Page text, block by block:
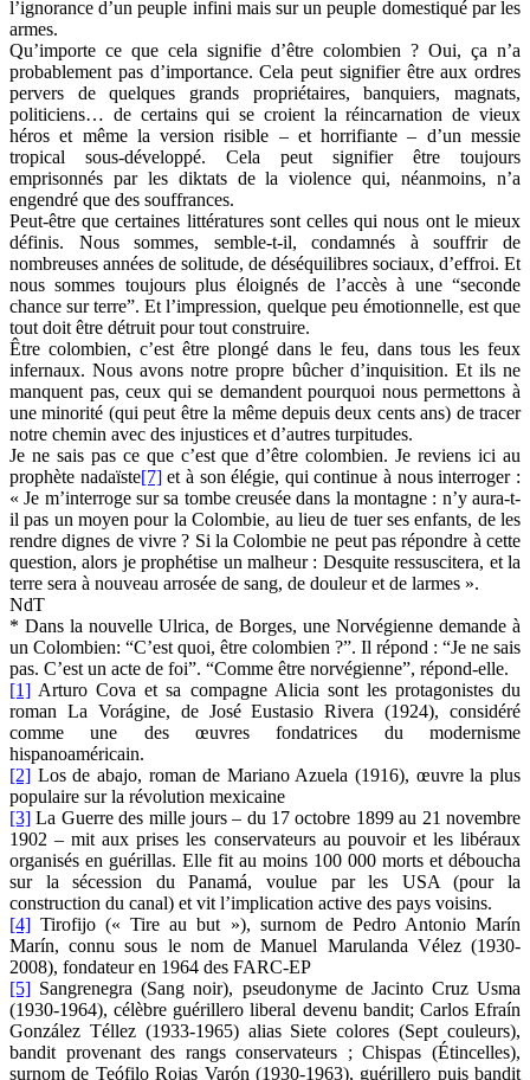
l’ignorance d’un peuple infini mais sur un peuple domestiqué par les
armes.
Qu’importe ce que cela signifie d’être colombien ? Oui, ça n’a
probablement pas d’importance. Cela peut signifier être aux ordres
pervers de quelques grands propriétaires, banquiers, magnats,
politiciens… de certains qui se croient la réincarnation de vieux
héros et même la version risible – et horrifiante – d’un messie
tropical sous-développé. Cela peut signifier être toujours
emprisonnés par les diktats de la violence qui, néanmoins, n’a
engendré que des souffrances.
Peut-être que certaines littératures sont celles qui nous ont le mieux
définis. Nous sommes, semble-t-il, condamnés à souffrir de
nombreuses années de solitude, de déséquilibres sociaux, d’effroi. Et
nous sommes toujours plus éloignés de l’accès à une “seconde
chance sur terre”. Et l’impression, quelque peu émotionnelle, est que
tout doit être détruit pour tout construire.
Être colombien, c’est être plongé dans le feu, dans tous les feux
infernaux. Nous avons notre propre bûcher d’inquisition. Et ils ne
manquent pas, ceux qui se demandent pourquoi nous permettons à
une minorité (qui peut être la même depuis deux cents ans) de tracer
notre chemin avec des injustices et d’autres turpitudes.
Je ne sais pas ce que c’est que d’être colombien. Je reviens ici au
prophète nadaïste[7]et à son élégie, qui continue à nous interroger :
« Je m’interroge sur sa tombe creusée dans la montagne : n’y aura-t-
il pas un moyen pour la Colombie, au lieu de tuer ses enfants, de les
rendre dignes de vivre ? Si la Colombie ne peut pas répondre à cette
question, alors je prophétise un malheur : Desquite ressuscitera, et la
terre sera à nouveau arrosée de sang, de douleur et de larmes ».
NdT
* Dans la nouvelle Ulrica, de Borges, une Norvégienne demande à
un Colombien: “C’est quoi, être colombien ?”. Il répond : “Je ne sais
pas. C’est un acte de foi”. “Comme être norvégienne”, répond-elle.
[1] Arturo Cova et sa compagne Alicia sont les protagonistes du
roman La Vorágine, de José Eustasio Rivera (1924), considéré
comme une des œuvres fondatrices du modernisme
hispanoaméricain.
[2] Los de abajo, roman de Mariano Azuela (1916), œuvre la plus
populaire sur la révolution mexicaine
[3] La Guerre des mille jours – du 17 octobre 1899 au 21 novembre
1902 – mit aux prises les conservateurs au pouvoir et les libéraux
organisés en guérillas. Elle fit au moins 100 000 morts et déboucha
sur la sécession du Panamá, voulue par les USA (pour la
construction du canal) et vit l’implication active des pays voisins.
[4] Tirofijo (« Tire au but »), surnom de Pedro Antonio Marín
Marín, connu sous le nom de Manuel Marulanda Vélez (1930-
2008), fondateur en 1964 des FARC-EP
[5] Sangrenegra (Sang noir), pseudonyme de Jacinto Cruz Usma
(1930-1964), célèbre guérillero liberal devenu bandit; Carlos Efraín
González Téllez (1933-1965) alias Siete colores (Sept couleurs),
bandit provenant des rangs conservateurs ; Chispas (Étincelles),
surnom de Teófilo Rojas Varón (1930-1963), guérillero puis bandit